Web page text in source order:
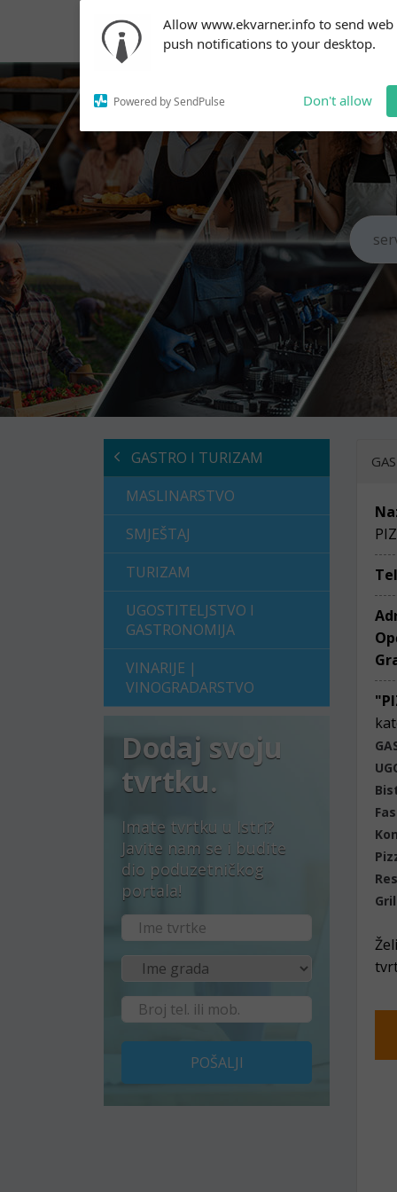
Allow www.ekvarner.info to send web
push notifications to your desktop.
Powered by SendPulse Don't allow
notifications!
To enable permission prompts, click
on the notification icon
GASTRO I TURIZAM
MASLINARSTVO
SMJEŠTAJ
TURIZAM
UGOSTITELJSTVO I
GASTRONOMIJA
VINARIJE |
VINOGRADARSTVO
Dodaj svoju
tvrtku.
Imate tvrtku u Istri?
Javite nam se i budite
dio poduzetničkog
portala!
POŠALJI